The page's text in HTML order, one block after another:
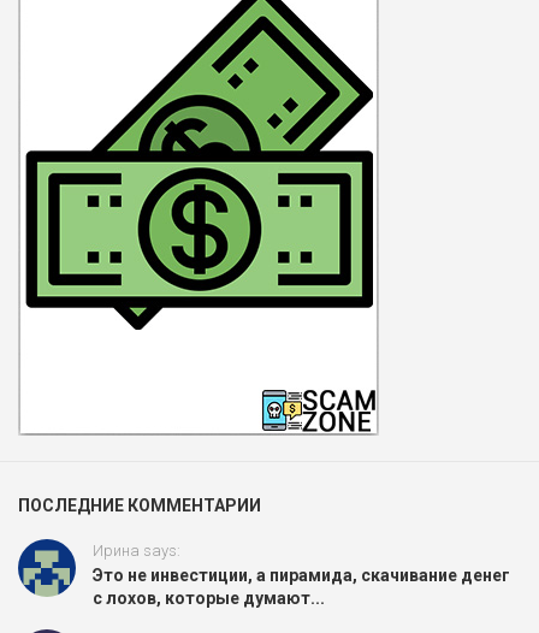
ПОСЛЕДНИЕ КОММЕНТАРИИ
Ирина says:
Это не инвестиции, а пирамида, скачивание денег
с лохов, которые думают...